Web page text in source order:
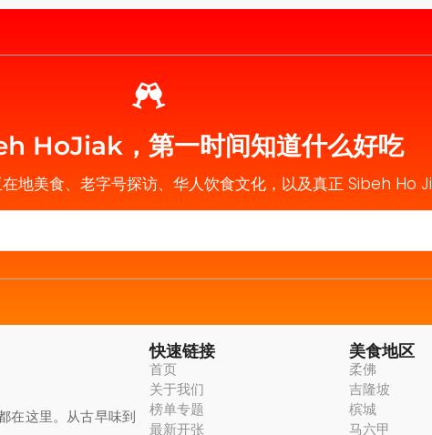
HoJiak，第一时间知道什么好吃
地美食、老字号探访、华人饮食文化，以及真正 Sibeh Ho
在这里。从古早味到
快速链接
首页
关于我们
榜单专题
最新开张
美食地区
柔佛
吉隆坡
槟城
马六甲